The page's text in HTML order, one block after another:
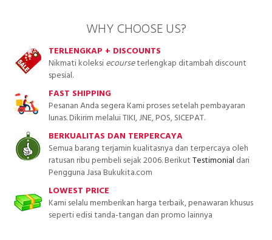
WHY CHOOSE US?
TERLENGKAP + DISCOUNTS
Nikmati koleksiecourseterlengkap ditambah discount
spesial.
FAST SHIPPING
Pesanan Anda segera Kami proses setelah pembayaran
lunas. Dikirim melalui TIKI, JNE, POS, SICEPAT.
BERKUALITAS DAN TERPERCAYA
Semua barang terjamin kualitasnya dan terpercaya oleh
ratusan ribu pembeli sejak 2006. BerikutTestimonial dari
Pengguna Jasa Bukukita.com
LOWEST PRICE
Kami selalu memberikan harga terbaik, penawaran khusus
seperti edisi tanda-tangan dan promo lainnya